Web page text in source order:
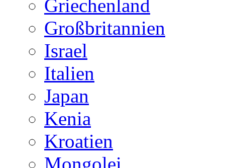
Griechenland
Großbritannien
Israel
Italien
Japan
Kenia
Kroatien
Mongolei